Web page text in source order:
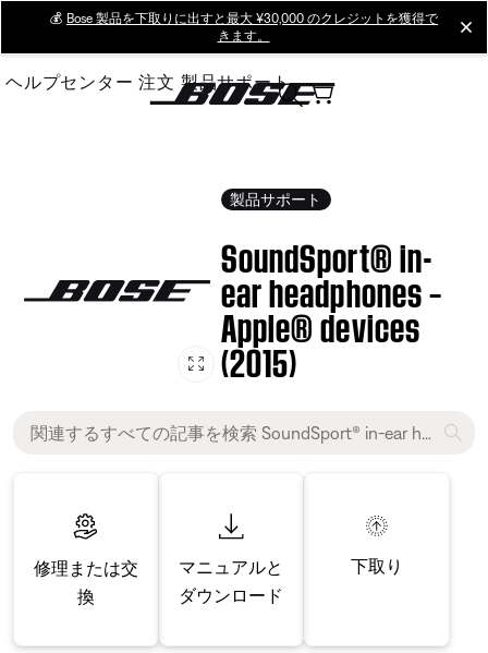
Main
💰 Bose 製品を下取りに出すと最大 ¥30,000 のクレジットを獲得で
きます。
ヘルプセンター 注文 製品サポート
製品サポート
SoundSport® in-
ear headphones –
Apple® devices
(2015)
修理または交
換
マニュアルと
ダウンロード
下取り